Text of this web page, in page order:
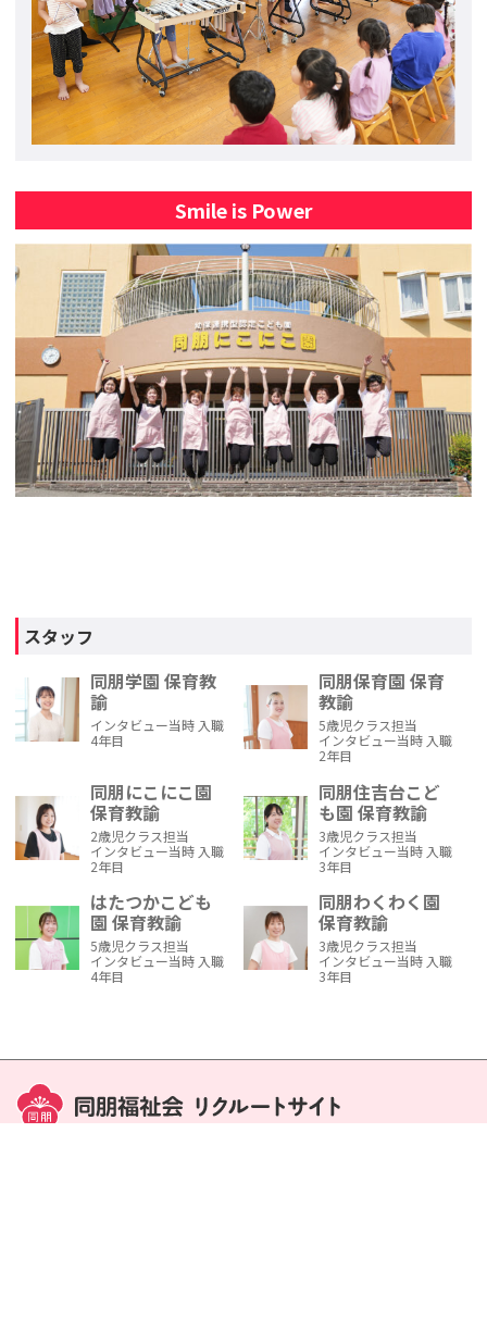
Smile is Power
スタッフ
同朋学園 保育教
諭
インタビュー当時 入職
4年目
同朋保育園 保育
教諭
5歳児クラス担当
インタビュー当時 入職
2年目
同朋にこにこ園
保育教諭
2歳児クラス担当
インタビュー当時 入職
2年目
同朋住吉台こど
も園 保育教諭
3歳児クラス担当
インタビュー当時 入職
3年目
はたつかこども
園 保育教諭
5歳児クラス担当
インタビュー当時 入職
4年目
同朋わくわく園
保育教諭
3歳児クラス担当
インタビュー当時 入職
3年目